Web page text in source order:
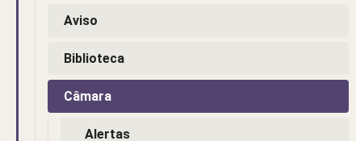
Aviso
Biblioteca
Câmara
Alertas